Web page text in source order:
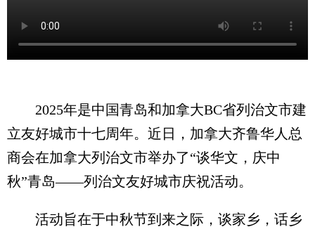
2025年是中国青岛和加拿大BC省列治文市建
立友好城市十七周年。近日，加拿大齐鲁华人总
商会在加拿大列治文市举办了“谈华文，庆中
秋”青岛——列治文友好城市庆祝活动。
活动旨在于中秋节到来之际，谈家乡，话乡